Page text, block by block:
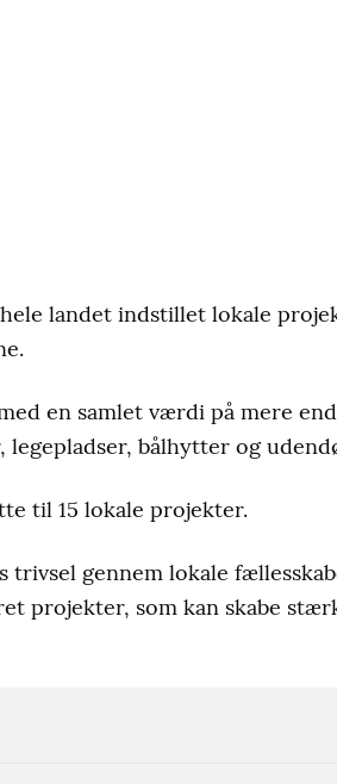
landet indstillet lokale
en samlet værdi på mere
legepladser, bålhytter og
til 15 lokale projekter.
gennem lokale
projekter, som kan skabe